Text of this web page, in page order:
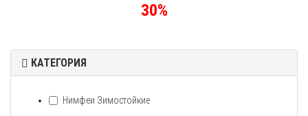
30%
КАТЕГОРИЯ
Нимфеи Зимостойкие